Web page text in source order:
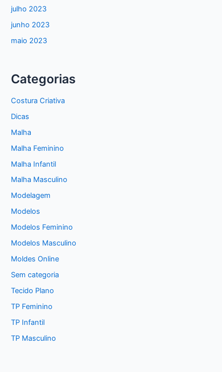
julho 2023
junho 2023
maio 2023
Categorias
Costura Criativa
Dicas
Malha
Malha Feminino
Malha Infantil
Malha Masculino
Modelagem
Modelos
Modelos Feminino
Modelos Masculino
Moldes Online
Sem categoria
Tecido Plano
TP Feminino
TP Infantil
TP Masculino